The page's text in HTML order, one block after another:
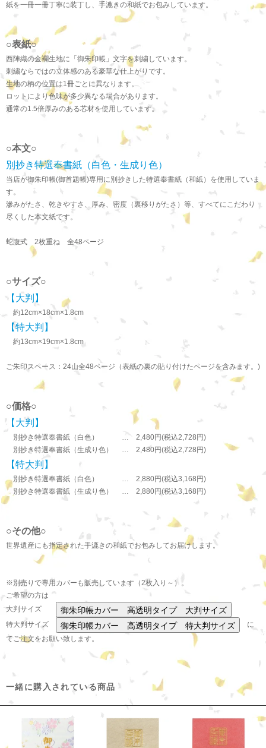
紙を一冊一冊丁寧に装丁し、手漉きの和紙でお包みしています。
○表紙○
西陣織の金襴生地に「御朱印帳」文字を刺繍しています。
刺繍ならではの立体感のある豪華な仕上がりです。
生地の柄の位置は1冊ごとに異なります。
ロットにより色味が多少異なる場合があります。
通常の1.5倍厚みのある芯材を使用しています。
○本文○
別抄き特選奉書紙（白色・生成り色）
当店が御朱印帳(御首題帳)専用に別抄きした特選奉書紙（和紙）を使用していま
す。
滲みがたさ、乾きやすさ、厚み、密度（裏移りがたさ）等、すべてにこだわり
尽くした本文紙です。
蛇腹式 2枚重ね 全48ページ
○サイズ○
【大判】
約12cm×18cm×1.8cm
【特大判】
約13cm×19cm×1.8cm
ご朱印スペース：24山全48ページ（表紙の裏の貼り付けたページを含みます。)
○価格○
【大判】
別抄き特選奉書紙（白色） … 2,480円(税込2,728円)
別抄き特選奉書紙（生成り色） … 2,480円(税込2,728円)
【特大判】
別抄き特選奉書紙（白色） … 2,880円(税込3,168円)
別抄き特選奉書紙（生成り色） … 2,880円(税込3,168円)
○その他○
世界遺産にも指定された手漉きの和紙でお包みしてお届けします。
※別売りで専用カバーも販売しています（2枚入り～）。
ご希望の方は
大判サイズ
特大判サイズ
に
てご注文をお願い致します。
一緒に購入されている商品